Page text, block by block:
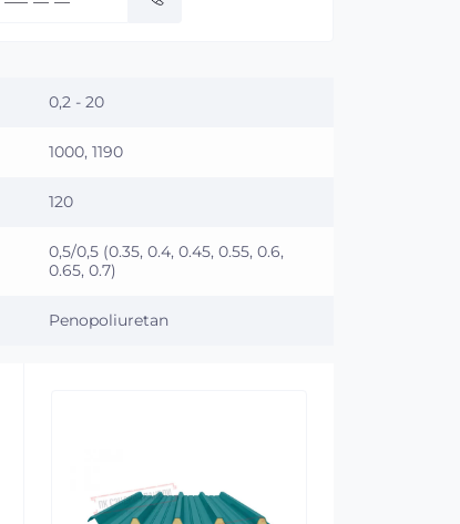
0,2 - 20
1000, 1190
120
0,5/0,5 (0.35, 0.4, 0.45, 0.55, 0.6,
0.65, 0.7)
Penopoliuretan